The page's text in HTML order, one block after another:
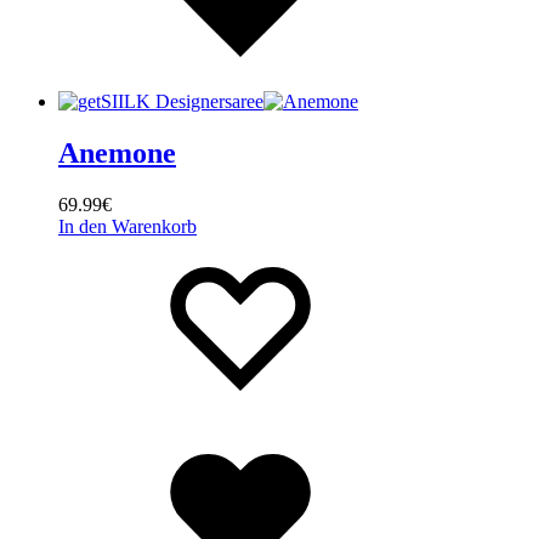
Anemone
69.99€
In den Warenkorb